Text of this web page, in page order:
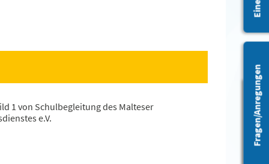
Barrierefreiheit
Fragen/Anregungen